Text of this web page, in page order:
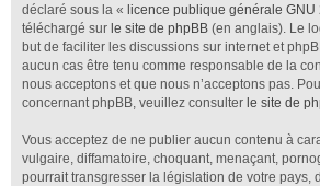
déclaré sous la « licence publique générale GNU
téléchargé sur le site de phpBB (en anglais). Le
but de faciliter les discussions sur internet et
aucun cas être tenu comme responsable de la
nous acceptons et que nous n’acceptons pas.
concernant phpBB, veuillez consulter le site de
Vous acceptez de ne publier aucun contenu à
vulgaire, diffamatoire, choquant, menaçant,
pourrait transgresser la législation de votre pays,